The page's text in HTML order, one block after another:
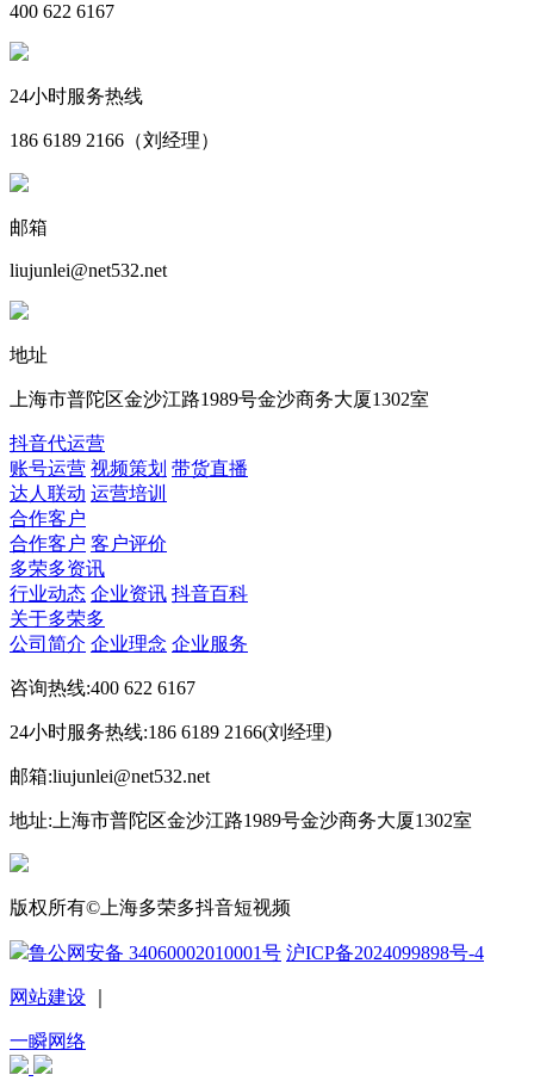
400 622 6167
24小时服务热线
186 6189 2166（刘经理）
邮箱
liujunlei@net532.net
地址
上海市普陀区金沙江路1989号金沙商务大厦1302室
抖音代运营
账号运营 视频策划 带货直播
达人联动 运营培训
合作客户
合作客户 客户评价
多荣多资讯
行业动态 企业资讯 抖音百科
关于多荣多
公司简介 企业理念 企业服务
咨询热线:400 622 6167
24小时服务热线:186 6189 2166(刘经理)
邮箱:liujunlei@net532.net
地址:上海市普陀区金沙江路1989号金沙商务大厦1302室
版权所有©上海多荣多抖音短视频
鲁公网安备 34060002010001号 沪ICP备2024099898号-4
网站建设
一瞬网络